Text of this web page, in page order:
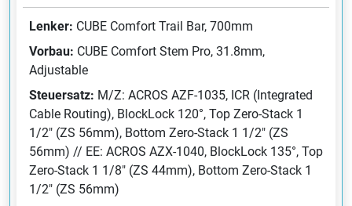
Lenker: CUBE Comfort Trail Bar, 700mm
Vorbau: CUBE Comfort Stem Pro, 31.8mm,
Adjustable
Steuersatz: M/Z: ACROS AZF-1035, ICR (Integrated
Cable Routing), BlockLock 120°, Top Zero-Stack 1
1/2" (ZS 56mm), Bottom Zero-Stack 1 1/2" (ZS
56mm) // EE: ACROS AZX-1040, BlockLock 135°, Top
Zero-Stack 1 1/8" (ZS 44mm), Bottom Zero-Stack 1
1/2" (ZS 56mm)